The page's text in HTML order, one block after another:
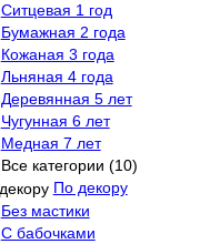
Ситцевая 1 год
Бумажная 2 года
Кожаная 3 года
Льняная 4 года
Деревянная 5 лет
Чугунная 6 лет
Медная 7 лет
Все категории (10)
По декору
Без мастики
С бабочками